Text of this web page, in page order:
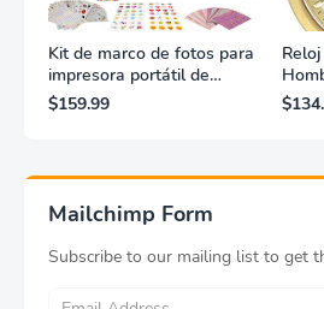
Kit de marco de fotos para
impresora portátil de
fotografías y vídeos
Lifeprint 3x4,5 (blanca)
$159.99
Mailchimp Form
Subscribe to our mailing list to get